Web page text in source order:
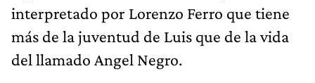
interpretado por Lorenzo Ferro que tiene
más de la juventud de Luis que de la vida
del llamado Angel Negro.